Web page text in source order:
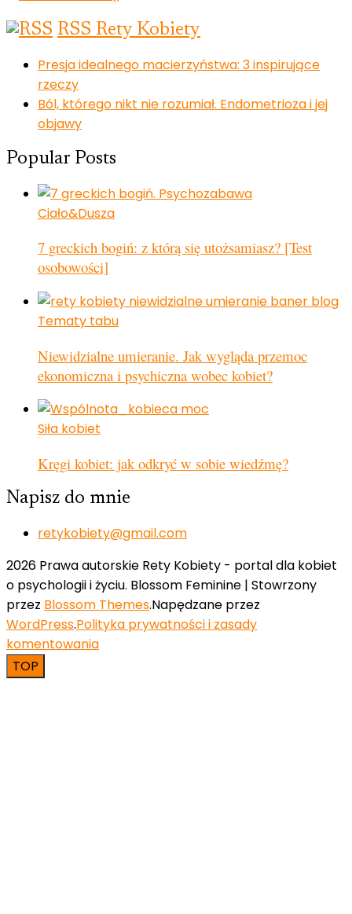
RSS Rety Kobiety
Presja idealnego macierzyństwa: 3 inspirujące
rzeczy
Ból, którego nikt nie rozumiał. Endometrioza i jej
objawy
Popular Posts
Ciało&Dusza
7 greckich bogiń: z którą się utożsamiasz? [Test
osobowości]
Tematy tabu
Niewidzialne umieranie. Jak wygląda przemoc
ekonomiczna i psychiczna wobec kobiet?
Siła kobiet
Kręgi kobiet: jak odkryć w sobie wiedźmę?
Napisz do mnie
retykobiety@gmail.com
2026 Prawa autorskie Rety Kobiety - portal dla kobiet
o psychologii i życiu. Blossom Feminine | Stowrzony
przez Blossom Themes.Napędzane przez
WordPress.Polityka prywatności i zasady
komentowania
TOP